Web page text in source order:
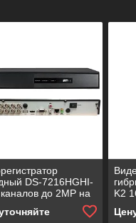
DS-7216HGHI-
до 2MP на
K2